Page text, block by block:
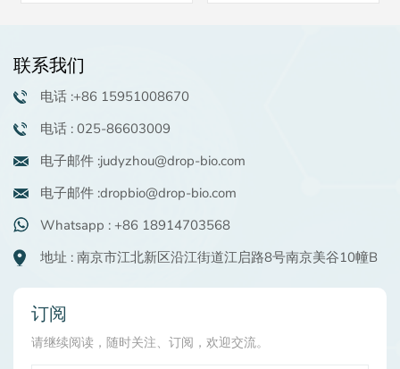
兴趣，可咨询申请样品。
联系我们
电话 :+86 15951008670
电话 : 025-86603009
电子邮件 :judyzhou@drop-bio.com
电子邮件 :dropbio@drop-bio.com
Whatsapp : +86 18914703568
地址 : 南京市江北新区沿江街道江启路8号南京美谷10幢B
订阅
请继续阅读，随时关注、订阅，欢迎交流。